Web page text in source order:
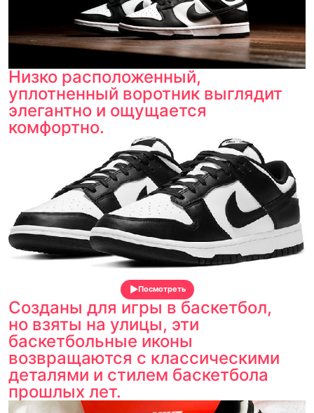
Низко расположенный,
уплотненный воротник выглядит
элегантно и ощущается
комфортно.
Посмотреть
Созданы для игры в баскетбол,
но взяты на улицы, эти
баскетбольные иконы
возвращаются с классическими
деталями и стилем баскетбола
прошлых лет.